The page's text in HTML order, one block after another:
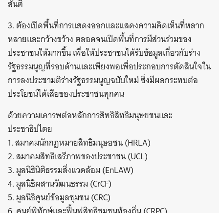
สันติ
3. ต้องเปิดพื้นที่การแสดงออกและแสดงความคิดเห็นที่หลาก
หลายและกว้างขว้าง ตลอดจนเปิดพื้นที่การมีส่วนร่วมของ
ประชาชนให้มากขึ้น เพื่อให้ประชาชนได้รับข้อมูลเกี่ยวกับร่าง
รัฐธรรมนูญที่รอบด้านและเพียงพอเพื่อประกอบการตัดสินใจใน
การลงประชามติร่างรัฐธรรมนูญฉบับใหม่ ซึ่งมีผลกระทบต่อ
ประโยชน์ได้เสียของประชาชนทุกคน
ด้วยความเคารพต่อหลักการสิทธิสิทธิมนุษยชนและ
ประชาธิปไตย
1. สมาคมนักกฎหมายสิทธิมนุษยชน (HRLA)
2. สมาคมสิทธิเสรีภาพของประชาชน (UCL)
3. มูลนิธินิติธรรมสิ่งแวดล้อม (EnLAW)
4. มูลนิธิผสานวัฒนธรรม (CrCF)
5. มูลนิธิศูนย์ข้อมูลชุมชน (CRC)